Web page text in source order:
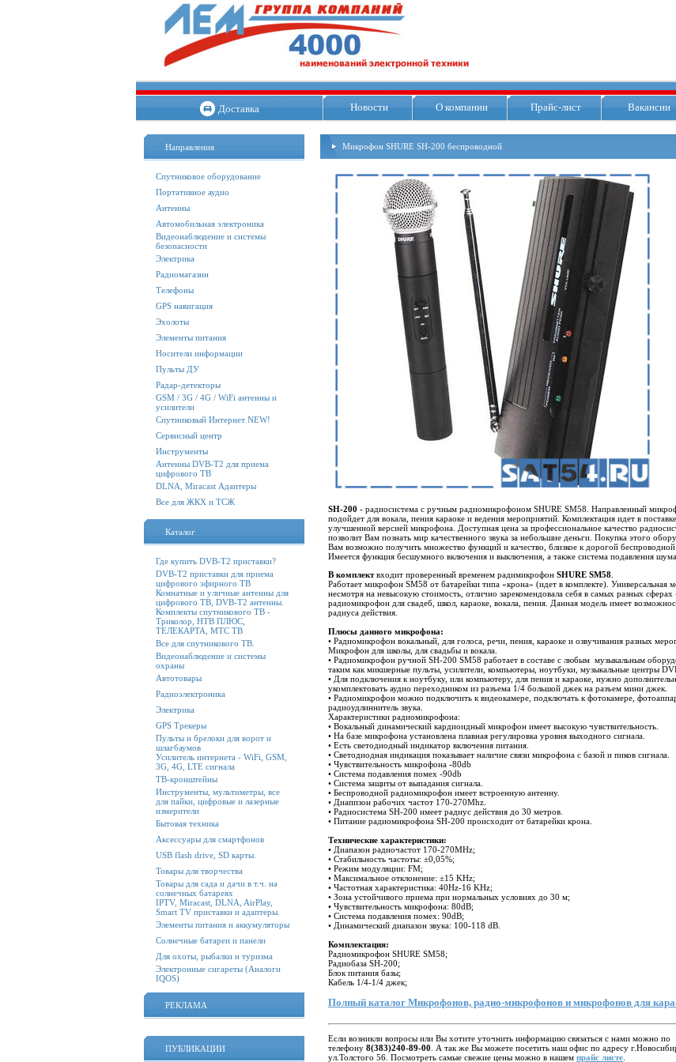
Доставка Новости О компании Прайс-лист Вакансии
Направления
Спутниковое оборудование
Портативное аудио
Антенны
Автомобильная электроника
Видеонаблюдение и системы
безопасности
Электрика
Радиомагазин
Телефоны
GPS навигация
Эхолоты
Элементы питания
Носители информации
Пульты ДУ
Радар-детекторы
GSM / 3G / 4G / WiFi антенны и
усилители
Спутниковый Интернет NEW!
Сервисный центр
Инструменты
Антенны DVB-T2 для приема
цифрового ТВ
DLNA, Miracast Адаптеры
Все для ЖКХ и ТСЖ
Каталог
Где купить DVB-T2 приставки?
DVB-T2 приставки для приема
цифрового эфирного ТВ
Комнатные и уличные антенны для
цифрового ТВ, DVB-T2 антенны.
Комплекты спутникового ТВ -
Триколор, НТВ ПЛЮС,
ТЕЛЕКАРТА, МТС ТВ
Все для спутникового ТВ.
Видеонаблюдение и системы
охраны
Автотовары
Радиоэлектроника
Электрика
GPS Трекеры
Пульты и брелоки для ворот и
шлагбаумов
Усилитель интернета - WiFi, GSM,
3G, 4G, LTE сигнала
ТВ-кронштейны
Инструменты, мультиметры, все
для пайки, цифровые и лазерные
измерители
Бытовая техника
Аксессуары для смартфонов
USB flash drive, SD карты.
Товары для творчества
Товары для сада и дачи в т.ч. на
солнечных батареях
IPTV, Miracast, DLNA, AirPlay,
Smart TV приставки и адаптеры.
Элементы питания и аккумуляторы
Солнечные батареи и панели
Для охоты, рыбалки и туризма
Электронные сигареты (Аналоги
IQOS)
РЕКЛАМА
ПУБЛИКАЦИИ
Микрофон SHURE SH-200 беспроводной
SH-200 - радиосистема с ручным радиомикрофоном SHURE SM58. Направленный
подойдет для вокала, пения караоке и ведения мероприятий. Комплектация идет в
улучшенной версией микрофона. Доступная цена за профессиональное качество
позволит Вам познать мир качественного звука за небольшие деньги. Покупка этого
Вам возможно получить множество функций и качество, близкое к дорогой беспроводной
Имеется функция бесшумного включения и выключения, а также система подавления шума.
В комплектвходит проверенный временем радимикрофон SHURE SM58
Работает микрофон SM58 от батарейки типа «крона» (идет в комплекте). Универсальная
несмотря на невысокую стоимость, отлично зарекомендовала себя в самых разных сферах
радиомикрофон для свадеб, школ, караоке, вокала, пения. Данная модель имеет
радиуса действия.
Плюсы данного микрофона:
• Радиомикрофон вокальный, для голоса, речи, пения, караоке и озвучивания разных
Микрофон для школы, для свадьбы и вокала.
• Радиомикрофон ручной SH-200 SM58 работает в составе с любым музыкальным
таким как микшерные пульты, усилители, компьютеры, ноутбуки, музыкальные центры
• Для подключения к ноутбуку, или компьютеру, для пения и караоке, нужно
укомплектовать аудио переходником из разъема 1/4 большой джек на разъем мини джек.
• Радиомикрофон можно подключить к видеокамере, подключать к фотокамере,
радиоудлиннитель звука.
Характеристики радиомикрофона:
• Вокальный динамический кардиоидный микрофон имеет высокую чувствительность.
• На базе микрофона установлена плавная регулировка уровня выходного сигнала.
• Есть светодиодный индикатор включения питания.
• Светодиодная индикация показывает наличие связи микрофона с базой и пиков сигнала.
• Чувствительность микрофона -80db
• Система подавления помех -90db
• Система защиты от выпадания сигнала.
• Беспроводной радиомикрофон имеет встроенную антенну.
• Диаппзон рабочих частот 170-270Mhz.
• Радиосистема SH-200 имеет радиус действия до 30 метров.
• Питание радиомикрофона SH-200 происходит от батарейки крона.
Технические характеристики:
• Диапазон радиочастот 170-270MHz;
• Стабильность частоты: ±0,05%;
• Режим модуляции: FM;
• Максимальное отклонение: ±15 KHz;
• Частотная характеристика: 40Hz-16 KHz;
• Зона устойчивого приема при нормальных условиях до 30 м;
• Чувствительность микрофона: 80dB;
• Система подавления помех: 90dB;
• Динамический диапазон звука: 100-118 dB.
Комплектация:
Радиомикрофон SHURE SM58;
Радиобаза SH-200;
Блок питания базы;
Кабель 1/4-1/4 джек;
Полный каталог Микрофонов, радио-микрофонов и микрофонов для
Если возникли вопросы или Вы хотите уточнить информацию связаться с нами можно по
телефону 8(383)240-89-00 . А так же Вы можете посетить наш офис по адресу
ул.Толстого 56. Посмотреть самые свежие цены можно в нашем прайс листе